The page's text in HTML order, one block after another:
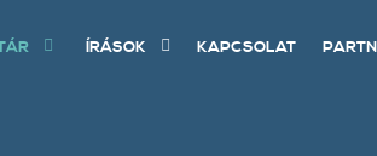
ÍRÁSOK KAPCSOLAT